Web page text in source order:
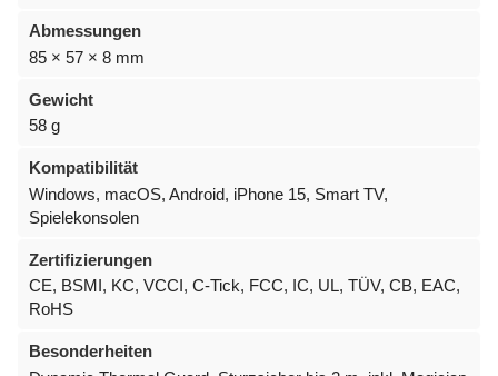
Abmessungen
85 × 57 × 8 mm
Gewicht
58 g
Kompatibilität
Windows, macOS, Android, iPhone 15, Smart TV,
Spielekonsolen
Zertifizierungen
CE, BSMI, KC, VCCI, C-Tick, FCC, IC, UL, TÜV, CB, EAC,
RoHS
Besonderheiten